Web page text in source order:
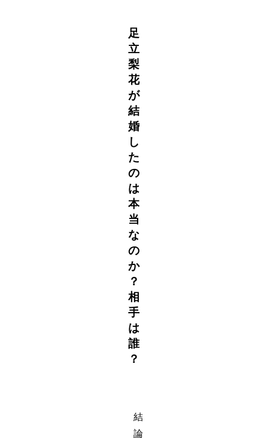
足
立
梨
花
が
結
婚
し
た
の
は
本
当
な
の
か
？
相
手
は
誰
？
結
論